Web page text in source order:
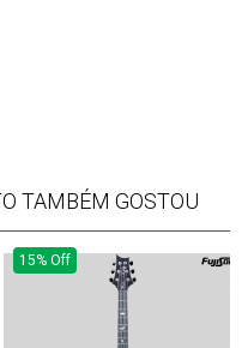
TAMBÉM GOSTOU
15% Off